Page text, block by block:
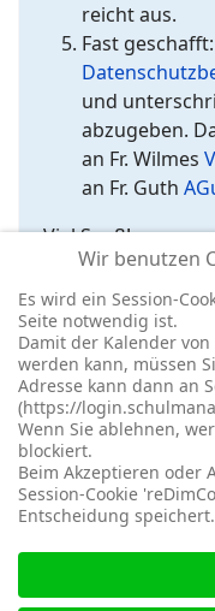
reicht aus.
Fast
und
abzugeben.
an Fr. Wilmes
an Fr. Guth
Viel Spaß!
© 2026 -
Einstellungen-
Wir benutzen
Es wird ein Session-
Seite notwendig ist.
Damit der Kalender
werden kann, müssen
Adresse kann dann an
(https://
Wenn Sie ablehnen,
blockiert.
Beim Akzeptieren oder
Session-Cookie
Entscheidung speichert.